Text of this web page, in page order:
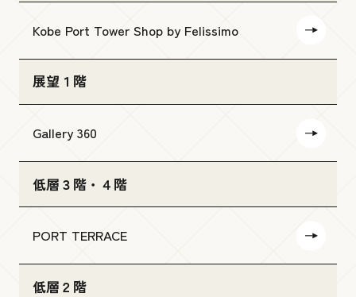
Kobe Port Tower Shop by Felissimo
展望１階
Gallery 360
低層３階・４階
PORT TERRACE
低層２階